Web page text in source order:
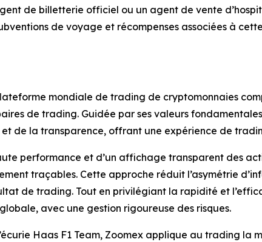
de billetterie officiel ou un agent de vente
de voyage et récompenses associées à
mondiale de trading de cryptomonnaies
de trading. Guidée par ses valeurs
et de la transparence, offrant une expérience de
performance et d’un affichage transparent des
traçables. Cette approche réduit l’asymétrie
de trading. Tout en privilégiant la rapidité et
avec une gestion rigoureuse des risques.
Haas F1 Team, Zoomex applique au trading la